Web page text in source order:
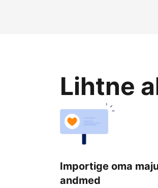
Lihtne
Importige oma
andmed